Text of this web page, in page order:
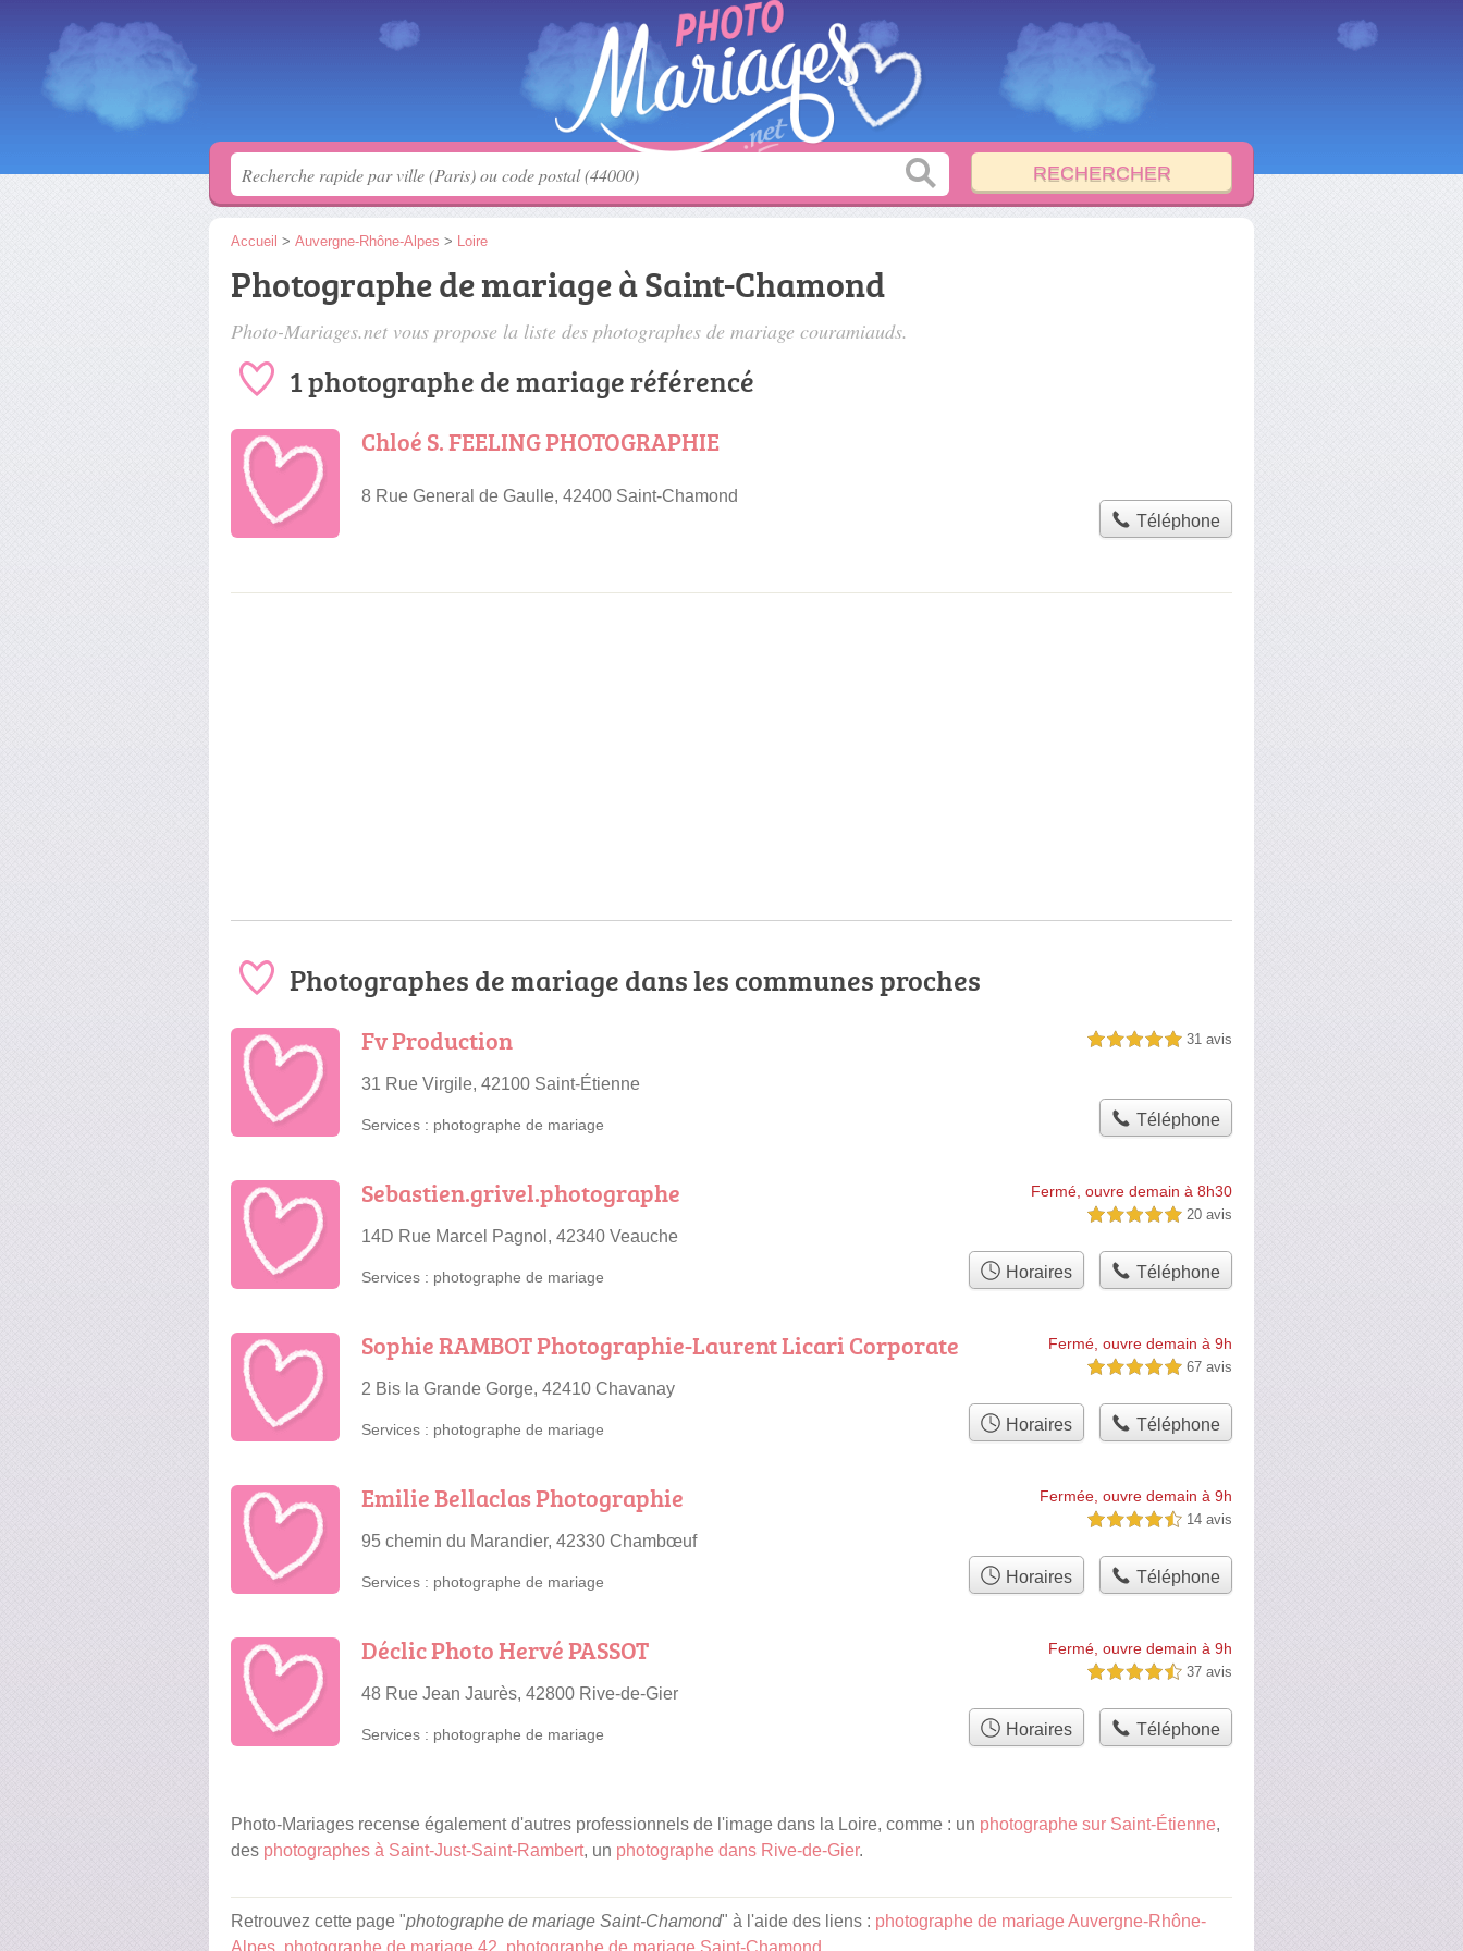
Accueil > Auvergne-Rhône-Alpes > Loire
Photographe de mariage à Saint-Chamond
Photo-Mariages.net vous propose la liste des photographes de mariage couramiauds.
1 photographe de mariage référencé
Chloé S. FEELING PHOTOGRAPHIE
8 Rue General de Gaulle, 42400 Saint-Chamond
Téléphone
Photographes de mariage dans les communes proches
Fv Production
31 Rue Virgile, 42100 Saint-Étienne
5,0 étoiles sur 5 31 avis
Services : photographe de mariage Téléphone
Sebastien.grivel.photographe
14D Rue Marcel Pagnol, 42340 Veauche
Fermé, ouvre demain à 8h30
5,0 étoiles sur 5 20 avis
Services : photographe de mariage Horaires Téléphone
Sophie RAMBOT Photographie-Laurent Licari Corporate
2 Bis la Grande Gorge, 42410 Chavanay
Fermé, ouvre demain à 9h
5,0 étoiles sur 5 67 avis
Services : photographe de mariage Horaires Téléphone
Emilie Bellaclas Photographie
95 chemin du Marandier, 42330 Chambœuf
Fermée, ouvre demain à 9h
4,5 étoiles sur 5 14 avis
Services : photographe de mariage Horaires Téléphone
Déclic Photo Hervé PASSOT
48 Rue Jean Jaurès, 42800 Rive-de-Gier
Fermé, ouvre demain à 9h
4,5 étoiles sur 5 37 avis
Services : photographe de mariage Horaires Téléphone
Photo-Mariages recense également d'autres professionnels de l'image dans la Loire, comme : un photographe sur Saint-Étienne,
des photographes à Saint-Just-Saint-Rambert, un photographe dans Rive-de-Gier.
Retrouvez cette page "photographe de mariage Saint-Chamond" à l'aide des liens : photographe de mariage Auvergne-Rhône-
Alpes photographe de mariage 42 photographe de mariage Saint-Chamond